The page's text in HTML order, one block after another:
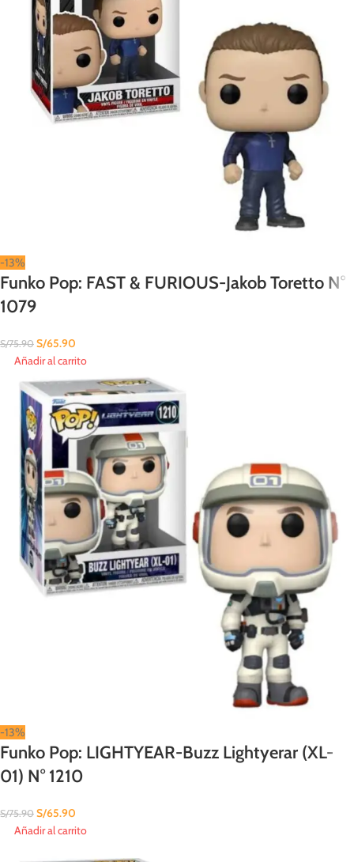
-13%
Funko Pop: FAST & FURIOUS-Jakob Toretto N°
1079
S/75.90 S/65.90
Añadir al carrito
-13%
Funko Pop: LIGHTYEAR-Buzz Lightyerar (XL-
01) N° 1210
S/75.90 S/65.90
Añadir al carrito